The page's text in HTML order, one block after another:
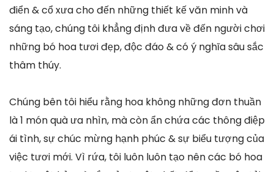
điển & cổ xưa cho đến những thiết kế văn minh và
sáng tạo, chúng tôi khẳng định đưa về đến người chơi
những bó hoa tươi đẹp, độc đáo & có ý nghĩa sâu sắc
thâm thúy.
Chúng bên tôi hiểu rằng hoa không những đơn thuần
là 1 món quà ưa nhìn, mà còn ẩn chứa các thông điệp
ái tình, sự chúc mừng hạnh phúc & sự biểu tượng của
việc tươi mới. Vì rứa, tôi luôn luôn tạo nên các bó hoa